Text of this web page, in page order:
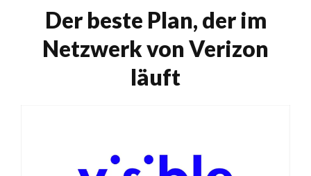
Der beste Plan, der im
Netzwerk von Verizon
läuft